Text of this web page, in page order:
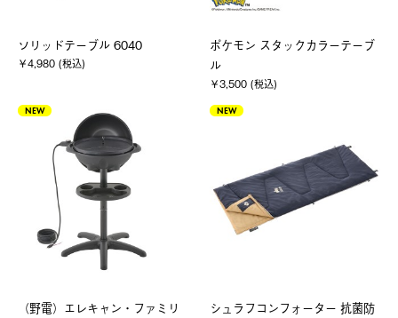
ソリッドテーブル 6040
￥4,980 (税込)
ポケモン スタックカラーテーブ
ル
￥3,500 (税込)
NEW
（野電）エレキャン・ファミリ
NEW
シュラフコンフォーター 抗菌防